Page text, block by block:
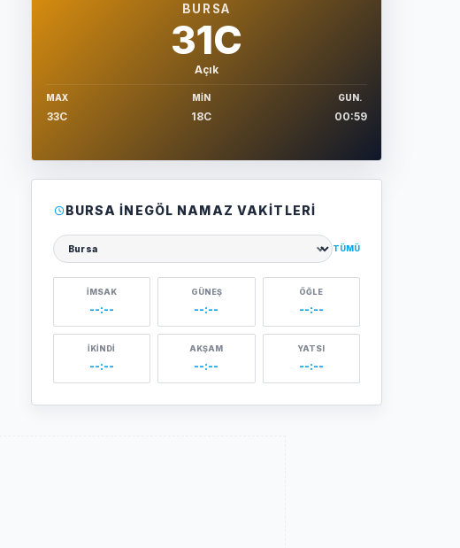
BURSA
31C
Açık
MAX
33C
MIN
18C
GUN.
00:59
BURSA İNEGÖL NAMAZ VAKITLERI
Şehir seçin
TÜMÜ
İMSAK
--:--
GÜNEŞ
--:--
ÖĞLE
--:--
İKINDI
--:--
AKŞAM
--:--
YATSI
--:--